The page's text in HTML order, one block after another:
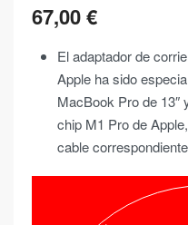
67,00€
El adaptador de
Apple ha sido
MacBook Pro de 13″
chip M1 Pro de
cable